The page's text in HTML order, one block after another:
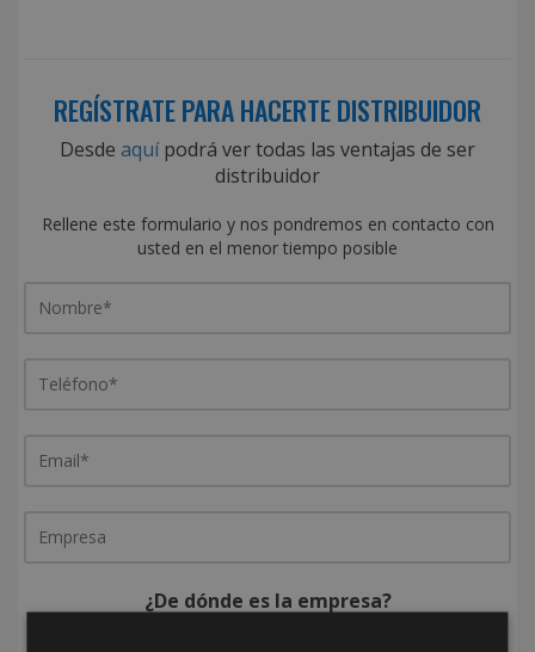
REGÍSTRATE PARA HACERTE DISTRIBUIDOR
Desde aquípodrá ver todas las ventajas de ser
distribuidor
Rellene este formulario y nos pondremos en contacto con
usted en el menor tiempo posible
¿De dónde es la empresa?